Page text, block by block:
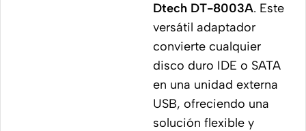
Dtech DT-8003A. Este
versátil adaptador
convierte cualquier
disco duro IDE o SATA
en una unidad externa
USB, ofreciendo una
solución flexible y